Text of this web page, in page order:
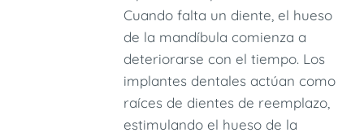
Cuando falta un diente, el hueso
de la mandíbula comienza a
deteriorarse con el tiempo. Los
implantes dentales actúan como
raíces de dientes de reemplazo,
estimulando el hueso de la